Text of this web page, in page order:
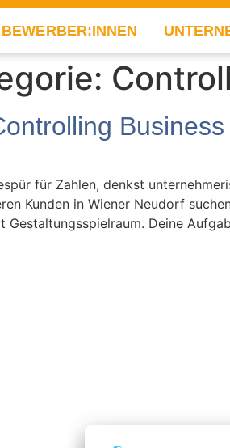
BEWERBER:INNEN
für Zahlen, denkst
Kunden in Wiener Neudorf
Gestaltungsspielraum. Deine